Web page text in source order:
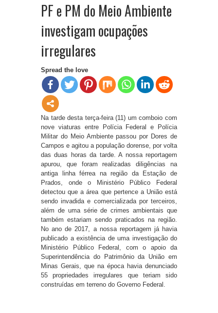
PF e PM do Meio Ambiente
investigam ocupações
irregulares
Spread the love
Na tarde desta terça-feira (11) um comboio com
nove viaturas entre Polícia Federal e Polícia
Militar do Meio Ambiente passou por Dores de
Campos e agitou a população dorense, por volta
das duas horas da tarde. A nossa reportagem
apurou, que foram realizadas diligências na
antiga linha férrea na região da Estação de
Prados, onde o Ministério Público Federal
detectou que a área que pertence a União está
sendo invadida e comercializada por terceiros,
além de uma série de crimes ambientais que
também estariam sendo praticados na região.
No ano de 2017, a nossa reportagem já havia
publicado a existência de uma investigação do
Ministério Público Federal, com o apoio da
Superintendência do Patrimônio da União em
Minas Gerais, que na época havia denunciado
55 propriedades irregulares que teriam sido
construídas em terreno do Governo Federal.